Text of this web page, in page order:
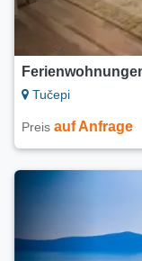
Tučepi
Preis auf Anfrage